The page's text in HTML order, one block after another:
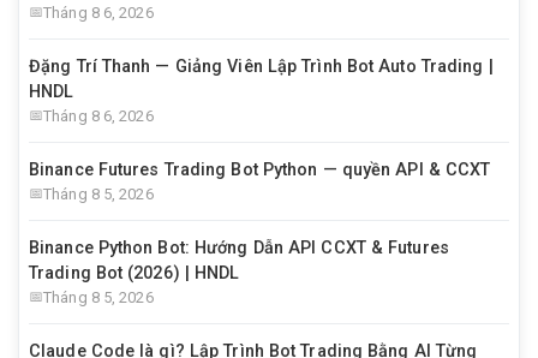
Tháng 8 6, 2026
Đặng Trí Thanh — Giảng Viên Lập Trình Bot Auto Trading |
HNDL
Tháng 8 6, 2026
Binance Futures Trading Bot Python — quyền API & CCXT
Tháng 8 5, 2026
Binance Python Bot: Hướng Dẫn API CCXT & Futures
Trading Bot (2026) | HNDL
Tháng 8 5, 2026
Claude Code là gì? Lập Trình Bot Trading Bằng AI Từng